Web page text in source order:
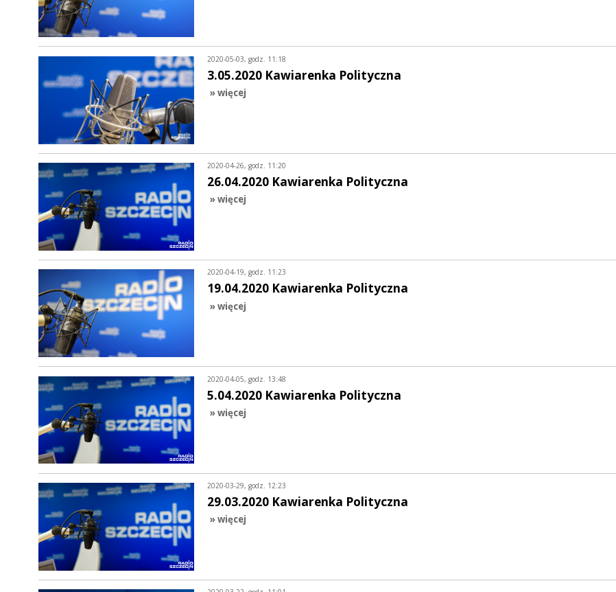
2020-05-03, godz. 11:18
3.05.2020 Kawiarenka Polityczna
» więcej
2020-04-26, godz. 11:20
26.04.2020 Kawiarenka Polityczna
» więcej
2020-04-19, godz. 11:23
19.04.2020 Kawiarenka Polityczna
» więcej
2020-04-05, godz. 13:48
5.04.2020 Kawiarenka Polityczna
» więcej
2020-03-29, godz. 12:23
29.03.2020 Kawiarenka Polityczna
» więcej